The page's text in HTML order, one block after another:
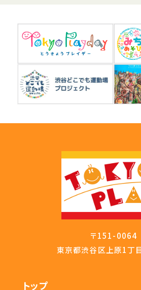
〒151-0064
東京都渋谷区上原1丁
トップ